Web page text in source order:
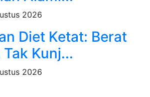
2026
Diet Ketat: Berat
Tak Kunj...
2026